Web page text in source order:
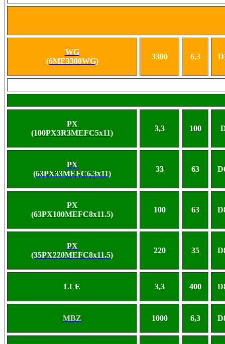
WG
(6ME3300WG)
3300 6,3
PX
(100PX3R3MEFC5x11)
3,3 100
PX
(63PX33MEFC6.3x11)
33 63
PX
(63PX100MEFC8x11.5)
100 63
PX
(35PX220MEFC8x11.5)
220 35
LLE 3,3 400
MBZ 1000 6,3